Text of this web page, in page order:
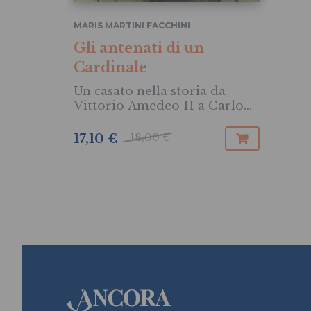
MARIS MARTINI FACCHINI
Gli antenati di un
Cardinale
Un casato nella storia da
Vittorio Amedeo II a Carlo
18,00 €
17,10 €